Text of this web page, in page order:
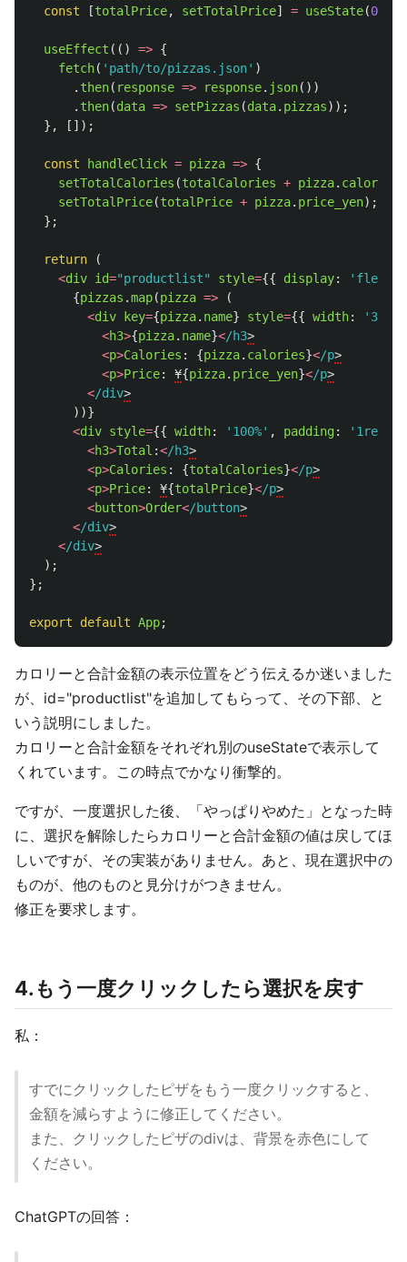
const
[totalPrice, setTotalPrice] = useState(0
useEffect (() => {
fetch( ' path/to/pizzas.json' )
. then( response => response. json())
. then(data => setPizzas (data. pizzas));
},
[]);
const handleClick = pizza => {
setTotalCalories (totalCalories + pizza. calories
setTotalPrice(totalPrice + pizza. price_yen);
};
return
(
<div id="productlist" style={{ display: ' flex
{pizzas .map(pizza =>
(
<div key={pizza. name} style={{ width: '
<h3>{pizza. name}</h3
<p>Calories : {pizza. calories}</p
<p>Price: ¥{pizza. price_yen}</p
</div
))}
<div style={{ width: ' 100%' , padding: ' 1rem
<h3>Total :</h3
<p>Calories : {totalCalories}</p
<p>Price: ¥{totalPrice}</p
<button>Order</button
</div
</div
);
};
export default App;
カロリーと合計金額の表示位置をどう伝えるか迷いました
が、id="productlist"を追加してもらって、その下部、と
いう説明にしました。
カロリーと合計金額をそれぞれ別のuseStateで表示して
くれています。この時点でかなり衝撃的。
ですが、一度選択した後、「やっぱりやめた」となった時
に、選択を解除したらカロリーと合計金額の値は戻してほ
しいですが、その実装がありません。あと、現在選択中の
ものが、他のものと見分けがつきません。
修正を要求します。
4.もう一度クリックしたら選択を戻す
私：
すでにクリックしたピザをもう一度クリックすると、
金額を減らすように修正してください。
また、クリックしたピザのdivは、背景を赤色にして
ください。
ChatGPTの回答：